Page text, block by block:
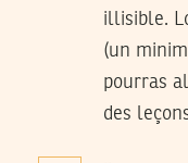
illisible.
(un
pourras
des